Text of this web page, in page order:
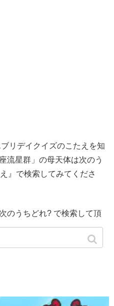
リデイクイズのこたえを知
流星群」の母天体は次のう
』で検索してみてくださ
のうちどれ? で検索して頂